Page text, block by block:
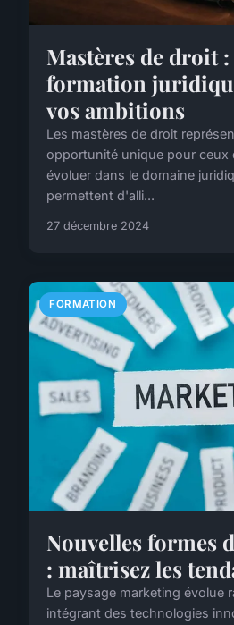
Mastères de droit
formation
vos ambitions
Les mastères de droit
opportunité unique pour ceux
évoluer dans le domaine
permettent d'alli...
27 décembre 2024
FORMATION
Nouvelles formes
: maîtrisez les
Le paysage marketing évolue
intégrant des technologies